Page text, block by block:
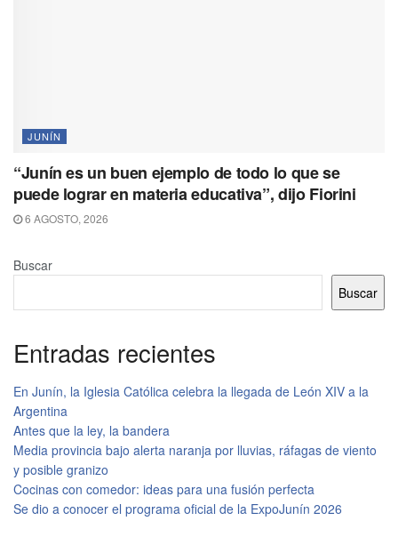
JUNÍN
“Junín es un buen ejemplo de todo lo que se
puede lograr en materia educativa”, dijo Fiorini
6 AGOSTO, 2026
Buscar
Buscar
Entradas recientes
En Junín, la Iglesia Católica celebra la llegada de León XIV a la
Argentina
Antes que la ley, la bandera
Media provincia bajo alerta naranja por lluvias, ráfagas de viento
y posible granizo
Cocinas con comedor: ideas para una fusión perfecta
Se dio a conocer el programa oficial de la ExpoJunín 2026